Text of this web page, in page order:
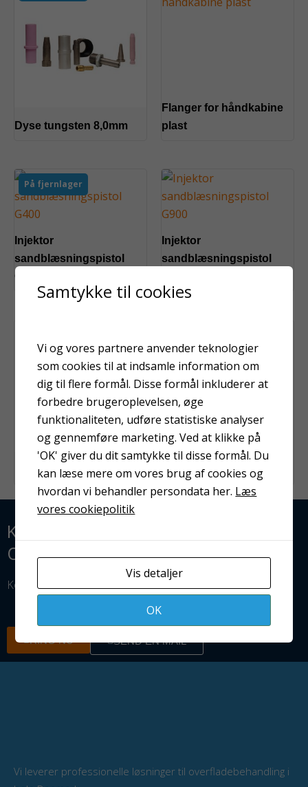
Dyse tungsten 8,0mm
Flanger for håndkabine
plast
På fjernlager
Injektor
sandblæsningspistol
G400
Injektor
sandblæsningspistol
Luftdyse 4,0 mm Ærmer gummi
KLAR TIL AT OPTIMERE JERES
OVERFLADEBEHANDLING?
Kontakt os i dag — vi står klar til at hjælpe dig.
RING NU SEND EN MAIL
Vi leverer professionelle løsninger til overfladebehandling i
Samtykke til cookies
Vi og vores partnere anvender teknologier
som cookies til at indsamle information om
dig til flere formål. Disse formål inkluderer at
forbedre brugeroplevelsen, øge
funktionaliteten, udføre statistiske analyser
og gennemføre marketing. Ved at klikke på
'OK' giver du dit samtykke til disse formål. Du
kan læse mere om vores brug af cookies og
hvordan vi behandler persondata her. Læs
vores cookiepolitik
Vis detaljer
OK